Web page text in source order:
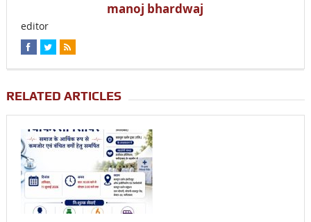
manoj bhardwaj
editor
RELATED ARTICLES